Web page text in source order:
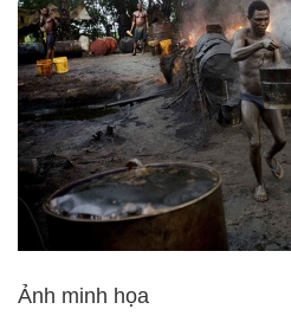
Ảnh minh họa